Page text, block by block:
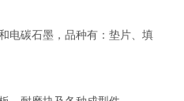
碳石墨，品种有：垫片、填